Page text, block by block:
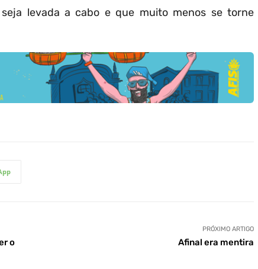
levada a cabo e que muito menos se torne
o
PRÓXIMO ARTIGO
Afinal era mentira